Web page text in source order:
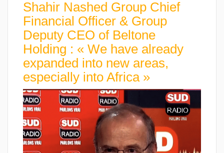
Shahir Nashed Group Chief
Financial Officer & Group
Deputy CEO of Beltone
Holding : « We have already
expanded into new areas,
especially into Africa »